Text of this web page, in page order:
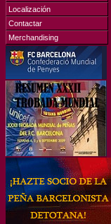
Localización
Contactar
Merchandising